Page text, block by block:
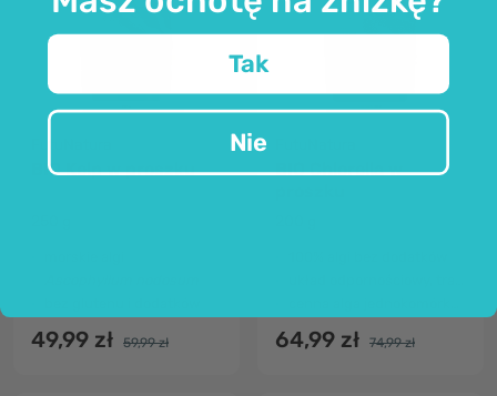
BIO Kelp w proszku
49,99 zł 59,99 zł
BIO Chlorella w
64,99 zł 74,99 zł
Tak
Nie